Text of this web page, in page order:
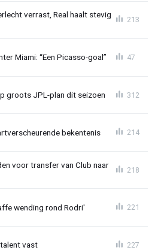
verrast, Real haalt stevig
213
Miami: “Een Picasso-goal” 47
groots JPL-plan dit seizoen 312
bekentenis 214
voor transfer van Club naar
218
wending rond Rodri' 221
vast 227